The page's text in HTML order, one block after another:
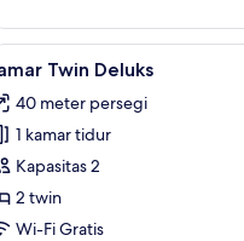
kerja
5 Twin Deluks
40 meter persegi
1 kamar tidur
Kapasitas 2
2 twin
Wi-Fi Gratis